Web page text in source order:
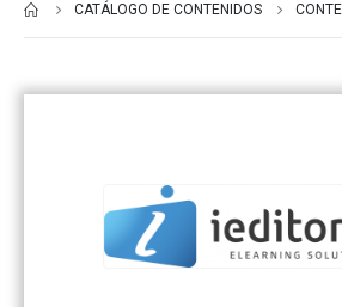
CATÁLOGO DE CONTENIDOS